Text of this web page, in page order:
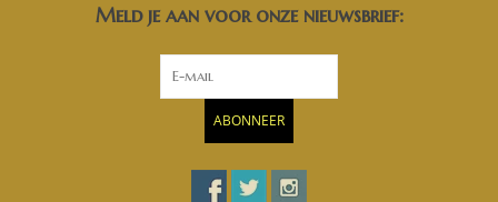
Meld je aan voor onze nieuwsbrief:
ABONNEER